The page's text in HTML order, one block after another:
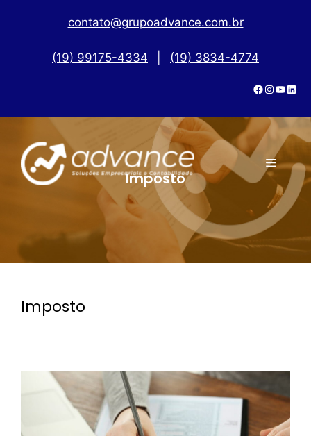
contato@grupoadvance.com.br
(19) 99175-4334 (19) 3834-4774
Imposto
Imposto